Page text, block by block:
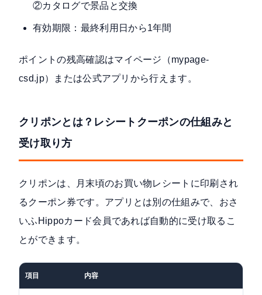
②カタログで景品と交換
有効期限：最終利用日から1年間
ポイントの残高確認はマイページ（mypage-
csd.jp）
または公式アプリから行えます。
クリポンとは？レシートクーポンの仕組みと
受け取り方
クリポンは、
月末頃のお買い物レシートに印刷され
る クーポン券です。アプリとは別の仕組みで、おさ
いふHippoカード会員であれば自動的に受け取るこ
とができます。
項目 内容